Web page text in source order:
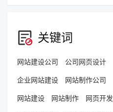
关键词
网站建设公司 公司网页设计
企业网站建设 网站制作公司
网站建设 网站制作 网页开发